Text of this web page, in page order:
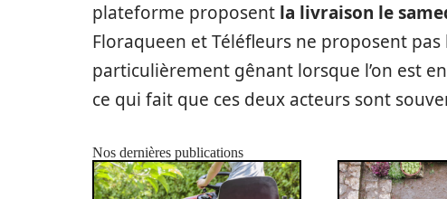
plateforme proposent la livraison le
Floraqueen et Téléfleurs ne proposent
particulièrement gênant lorsque l’on est
ce qui fait que ces deux acteurs sont
Nos dernières publications